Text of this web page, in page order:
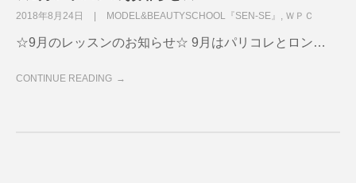
2018年8月24日 MODEL&BEAUTYSCHOOL『SEN-SE』 , ＷＰＣ
☆9月のレッスンのお知らせ☆ 9月はパリコレとロン…
CONTINUE READING